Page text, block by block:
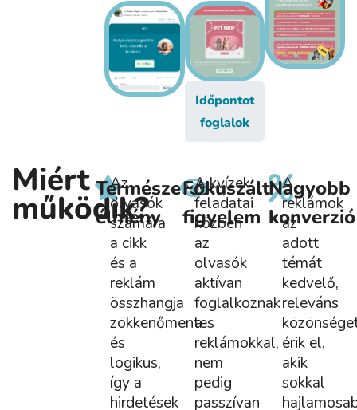
Időpontot
foglalok
Miért
működik?Természetes
élmény
Az
olvasók
számára
a cikk
és a
reklám
összhangja
zökkenőmentes
és
logikus,
így a
hirdetések
Fókuszált
figyelem
A kvízek
feladatai
közben
az
olvasók
aktívan
foglalkoznak
a
reklámokkal,
nem
pedig
passzívan
Nagyobb
konverzió
A
reklámok
az
adott
témát
kedvelő,
releváns
érik el,
akik
sokkal